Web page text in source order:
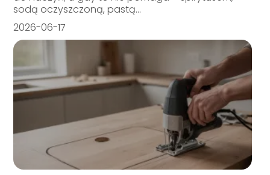
sodą oczyszczoną, pastą...
2026-06-17